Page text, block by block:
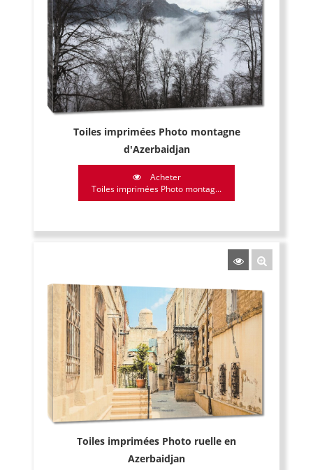
Toiles imprimées Photo montagne
d'Azerbaidjan
Acheter
Toiles imprimées Photo montag...
Toiles imprimées Photo ruelle en
Azerbaidjan